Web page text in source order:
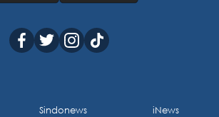
Sindonews
iNews